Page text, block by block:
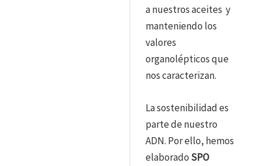
a nuestros aceites y
manteniendo los
valores
organolépticos que
nos caracterizan.
La sostenibilidad es
parte de nuestro
ADN. Por ello, hemos
elaborado SPO